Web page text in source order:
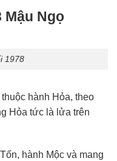
Mậu Ngọ
1978
hành Hỏa, theo
Hỏa tức là lửa trên
hành Mộc và mang